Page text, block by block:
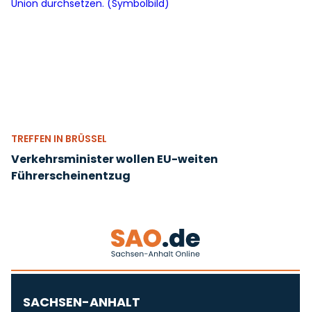
TREFFEN IN BRÜSSEL
Verkehrsminister wollen EU-weiten
Führerscheinentzug
SACHSEN-ANHALT